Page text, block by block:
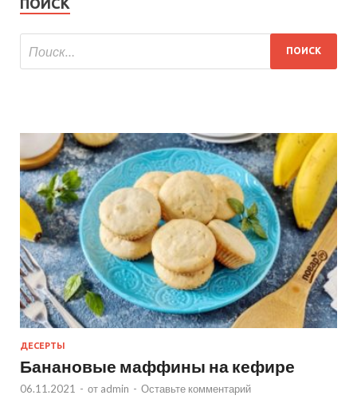
ДЕСЕРТЫ
Банановые маффины на кефире
06.11.2021 - от admin - Оставьте комментарий